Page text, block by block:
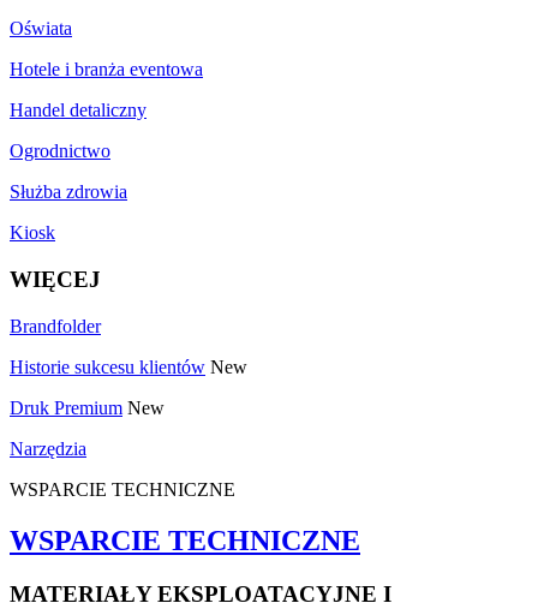
Oświata
Hotele i branża eventowa
Handel detaliczny
Ogrodnictwo
Służba zdrowia
Kiosk
WIĘCEJ
Brandfolder
Historie sukcesu klientów New
Druk Premium New
Narzędzia
WSPARCIE TECHNICZNE
WSPARCIE TECHNICZNE
MATERIAŁY EKSPLOATACYJNE I